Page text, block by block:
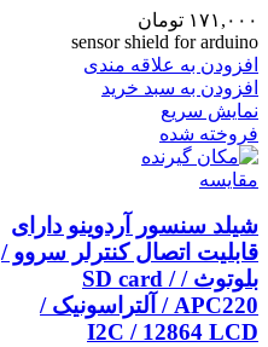
۱۷۱,۰۰۰ تومان
sensor shield for arduino
افزودن به علاقه مندی
افزودن به سبد خرید
نمایش سریع
فروخته شده
مقايسه
شیلد سنسور آردوینو دارای
قابلیت اتصال کنترلر سروو /
بلوتوث / SD card /
APC220 / آلتراسونیک /
I2C / 12864 LCD